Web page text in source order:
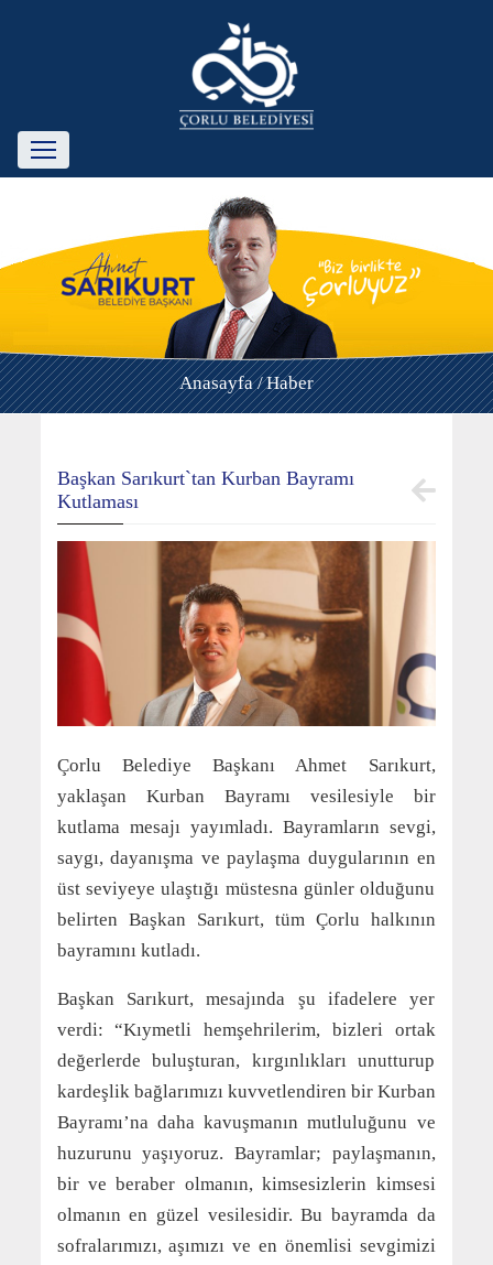
Anasayfa /Haber
Başkan Sarıkurt`tan Kurban Bayramı
Kutlaması
Çorlu Belediye Başkanı Ahmet Sarıkurt,
yaklaşan Kurban Bayramı vesilesiyle bir
kutlama mesajı yayımladı. Bayramların sevgi,
saygı, dayanışma ve paylaşma duygularının en
üst seviyeye ulaştığı müstesna günler olduğunu
belirten Başkan Sarıkurt, tüm Çorlu halkının
bayramını kutladı.
Başkan Sarıkurt, mesajında şu ifadelere yer
verdi: “Kıymetli hemşehrilerim, bizleri ortak
değerlerde buluşturan, kırgınlıkları unutturup
kardeşlik bağlarımızı kuvvetlendiren bir Kurban
Bayramı’na daha kavuşmanın mutluluğunu ve
huzurunu yaşıyoruz. Bayramlar; paylaşmanın,
bir ve beraber olmanın, kimsesizlerin kimsesi
olmanın en güzel vesilesidir. Bu bayramda da
sofralarımızı, aşımızı ve en önemlisi sevgimizi